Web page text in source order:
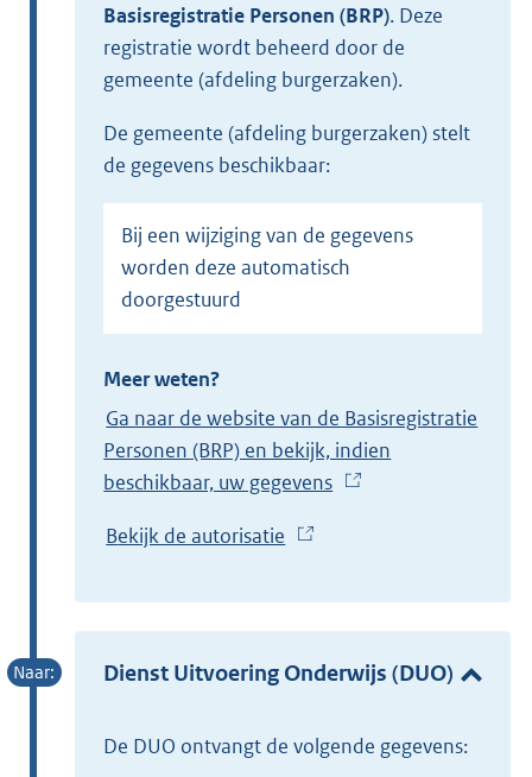
Basisregistratie Personen (BRP). Deze
registratie wordt beheerd door de
gemeente (afdeling burgerzaken).
de gemeente (afdeling burgerzaken) stelt
de gegevens beschikbaar:
Bij een wijziging van de gegevens
worden deze automatisch
doorgestuurd
Meer weten?
Ga naar de website van de Basisregistratie
Personen (BRP) en bekijk, indien
beschikbaar, uw gegevens
e
n
l
Bekijk de autorisatie
x
t
e
e
Dienst Uitvoering Onderwijs (DUO)
de DUO ontvangt de volgende gegevens: